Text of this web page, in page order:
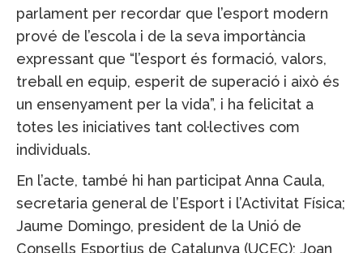
parlament per recordar que l’esport modern
prové de l’escola i de la seva importància
expressant que “l’esport és formació, valors,
treball en equip, esperit de superació i això és
un ensenyament per la vida”, i ha felicitat a
totes les iniciatives tant col·lectives com
individuals.
En l’acte, també hi han participat Anna Caula,
secretaria general de l’Esport i l’Activitat Física;
Jaume Domingo, president de la Unió de
Consells Esportius de Catalunya (UCEC); Joan